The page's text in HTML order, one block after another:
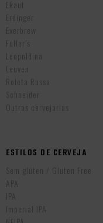
Ekaut
Erdinger
Everbrew
Fuller’s
Leopoldina
Leuven
Roleta Russa
Schneider
Outras cervejarias
ESTILOS DE CERVEJA
Sem glúten / Gluten Free
APA
IPA
Imperial IPA